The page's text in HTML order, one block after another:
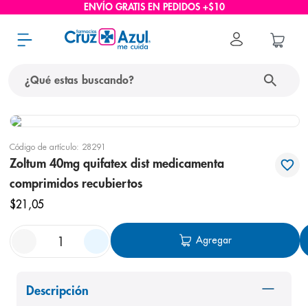
ENVÍO GRATIS EN PEDIDOS +$10
Código de artículo: 28291
Zoltum 40mg quifatex dist medicamenta
comprimidos recubiertos
$21 ,05
Agregar
Descripción
términos más buscados
protector solar
2. pañales
3.
4. cerave
bioderma